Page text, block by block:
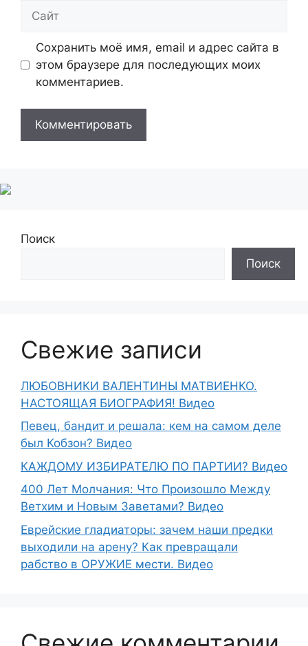
Сайт
Сохранить моё имя, email и адрес сайта в
этом браузере для последующих моих
комментариев.
Поиск
Поиск
Свежие записи
ЛЮБОВНИКИ ВАЛЕНТИНЫ МАТВИЕНКО.
НАСТОЯЩАЯ БИОГРАФИЯ! Видео
Певец, бандит и решала: кем на самом деле
был Кобзон? Видео
КАЖДОМУ ИЗБИРАТЕЛЮ ПО ПАРТИИ? Видео
400 Лет Молчания: Что Произошло Между
Ветхим и Новым Заветами? Видео
Еврейские гладиаторы: зачем наши предки
выходили на арену? Как превращали
рабство в ОРУЖИЕ мести. Видео